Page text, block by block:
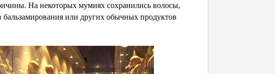
На некоторых мумиях сохранились волосы,
или других обычных продуктов